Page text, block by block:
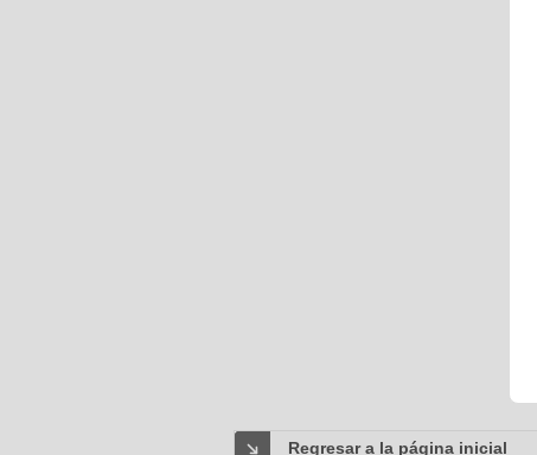
Regresar a la página inicial